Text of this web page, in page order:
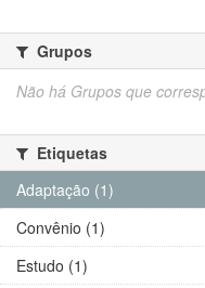
Grupos
Não há Grupos que
Etiquetas
Adaptação (1)
Convênio (1)
Estudo (1)